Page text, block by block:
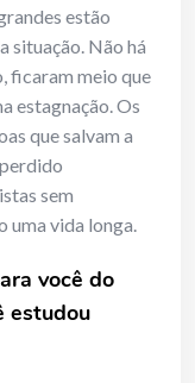
estão
situação. Não há
ficaram meio que
estagnação. Os
que salvam a
sem
uma vida longa.
você do
estudou